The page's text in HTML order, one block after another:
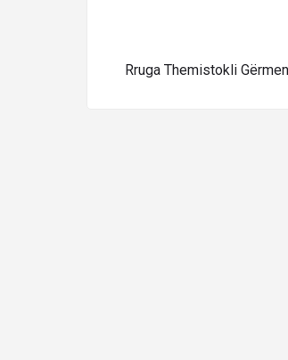
Rruga Themistokli